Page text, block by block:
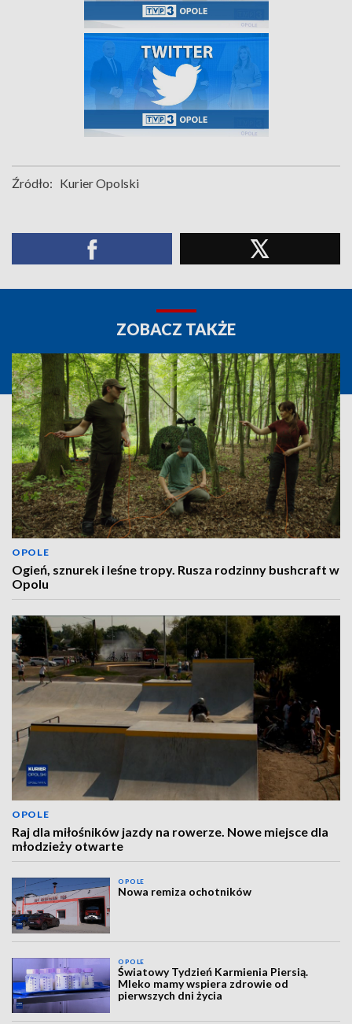
Źródło: Kurier Opolski
ZOBACZ TAKŻE
OPOLE
Ogień, sznurek i leśne tropy. Rusza rodzinny bushcraft w
Opolu
OPOLE
Raj dla miłośników jazdy na rowerze. Nowe miejsce dla
młodzieży otwarte
OPOLE
Nowa remiza ochotników
OPOLE
Światowy Tydzień Karmienia Piersią.
Mleko mamy wspiera zdrowie od
pierwszych dni życia